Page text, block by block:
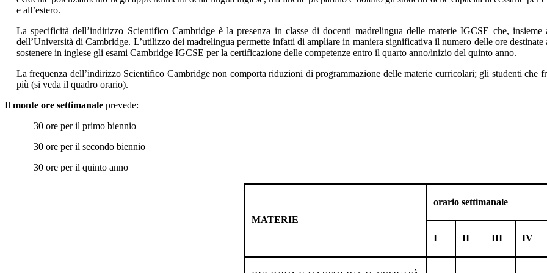
e all’estero.
La specificità dell’indirizzo Scientifico Cambridge è la presenza in classe di docenti madrelingua delle materie IGCSE che,
dell’Università di Cambridge. L’utilizzo dei madrelingua permette infatti di ampliare in maniera significativa il numero delle ore
sostenere in inglese gli esami Cambridge IGCSE per la certificazione delle competenze entro il quarto anno/inizio del quinto anno.
La frequenza dell’indirizzo Scientifico Cambridge non comporta riduzioni di programmazione delle materie curricolari; gli studenti che
più (si veda il quadro orario).
Il monte ore settimanale prevede:
30 ore per il primo biennio
30 ore per il secondo biennio
30 ore per il quinto anno
MATERIE
orario settimanale
I II III IV